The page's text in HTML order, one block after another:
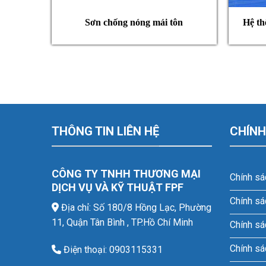
Sơn chống nóng mái tôn Hệ
THÔNG TIN LIÊN HỆ
CÔNG TY TNHH THƯƠNG MẠI
DỊCH VỤ VÀ KỸ THUẬT FPF
Địa chỉ: Số 180/8 Hồng Lạc, Phường
11, Quận Tân Bình , TP.Hồ Chí Minh
Điện thoại: 0903115331
Chính
Chính
Chính
Chính